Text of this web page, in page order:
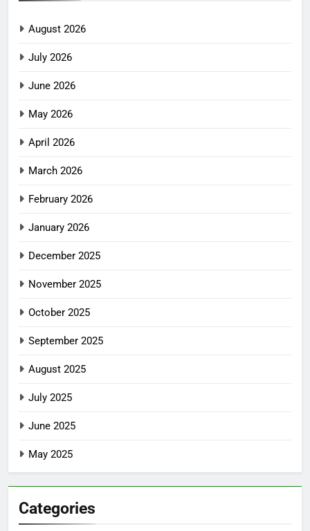
August 2026
July 2026
June 2026
May 2026
April 2026
March 2026
February 2026
January 2026
December 2025
November 2025
October 2025
September 2025
August 2025
July 2025
June 2025
May 2025
Categories